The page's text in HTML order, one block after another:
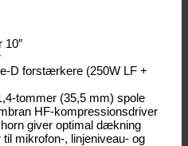
10″
D forstærkere (250W LF +
tommer (35,5 mm) spole
HF-kompressionsdriver
giver optimal dækning
mikrofon-, linjeniveau- og